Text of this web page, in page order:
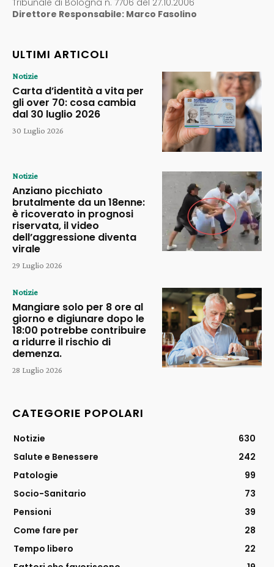
Tribunale di Bologna n. 7706 del 27.10.2006
Direttore Responsabile: Marco Fasolino
ULTIMI ARTICOLI
Notizie
Carta d’identità a vita per
gli over 70: cosa cambia
dal 30 luglio 2026
30 Luglio 2026
Notizie
Anziano picchiato
brutalmente da un 18enne:
è ricoverato in prognosi
riservata, il video
dell’aggressione diventa
virale
29 Luglio 2026
Notizie
Mangiare solo per 8 ore al
giorno e digiunare dopo le
18:00 potrebbe contribuire
a ridurre il rischio di
demenza.
28 Luglio 2026
CATEGORIE POPOLARI
Notizie
630
Salute e Benessere
242
Patologie
99
Socio-Sanitario
73
Pensioni
39
Come fare per
28
Tempo libero
22